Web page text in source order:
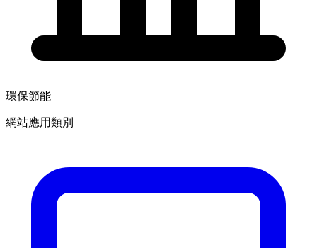
環保節能
網站應用類別